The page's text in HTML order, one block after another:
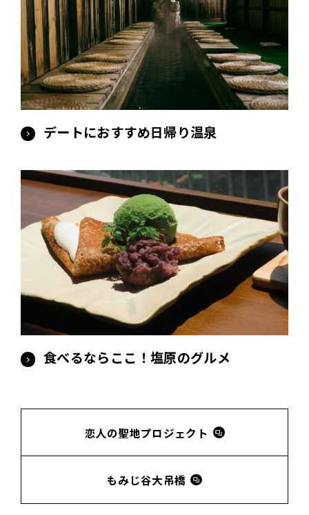
デートにおすすめ日帰り温泉
食べるならここ！塩原のグルメ
恋人の聖地プロジェクト
もみじ谷大吊橋